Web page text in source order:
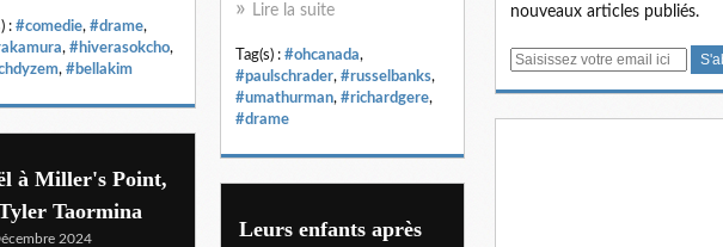
: #comedie, #drame,
, #hiverasokcho,
, #bellakim
Lire la suite
Tag(s) : #ohcanada,
#paulschrader, #russelbanks,
#umathurman, #richardgere,
#drame
à Miller's Point,
Taormina
2024
Leurs enfants après
nouveaux articles publiés.
E